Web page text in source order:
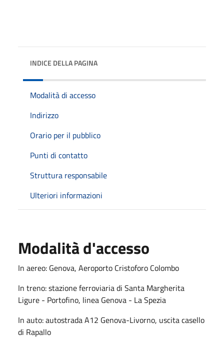
INDICE DELLA PAGINA
Modalità di accesso
Indirizzo
Orario per il pubblico
Punti di contatto
Struttura responsabile
Ulteriori informazioni
Modalità d'accesso
In aereo: Genova, Aeroporto Cristoforo Colombo
In treno: stazione ferroviaria di Santa Margherita
Ligure - Portofino, linea Genova - La Spezia
In auto: autostrada A12 Genova-Livorno, uscita casello
di Rapallo